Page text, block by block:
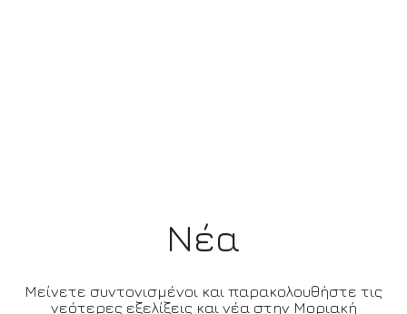
Νέα
Μείνετε συντονισμένοι και παρακολουθήστε τις
νεότερες εξελίξεις και νέα στην Μοριακή